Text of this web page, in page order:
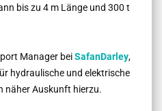
bis zu 4 m Länge und 300 t
Manager beiSafanDarley,
hydraulische und elektrische
näher Auskunft hierzu.